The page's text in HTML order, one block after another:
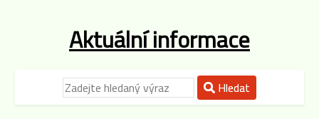
Aktuální informace
Hledat